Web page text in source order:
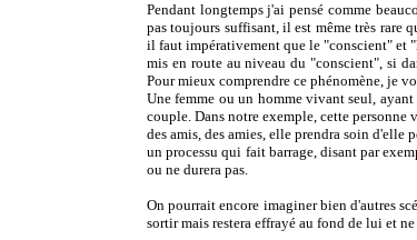
Pendant longtemps j'ai pensé comme
pas toujours suffisant, il est même très rare
il faut impérativement que le "conscient" et
mis en route au niveau du "conscient", si
Pour mieux comprendre ce phénomène, je
Une femme ou un homme vivant seul,
couple. Dans notre exemple, cette
des amis, des amies, elle prendra soin
un processu qui fait barrage, disant par
ou ne durera pas.
On pourrait encore imaginer bien d'autres
sortir mais restera effrayé au fond de lui et